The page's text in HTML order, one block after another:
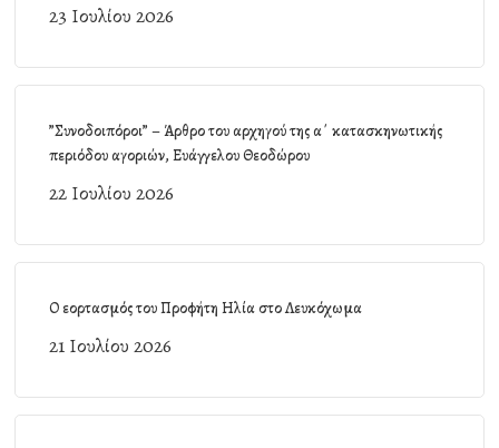
23 Ιουλίου 2026
”Συνοδοιπόροι” – Άρθρο του αρχηγού της α΄ κατασκηνωτικής
περιόδου αγοριών, Ευάγγελου Θεοδώρου
22 Ιουλίου 2026
Ο εορτασμός του Προφήτη Ηλία στο Λευκόχωμα
21 Ιουλίου 2026